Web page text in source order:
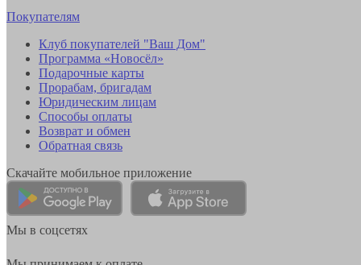
Покупателям
Клуб покупателей "Ваш Дом"
Программа «Новосёл»
Подарочные карты
Прорабам, бригадам
Юридическим лицам
Способы оплаты
Возврат и обмен
Обратная связь
Скачайте мобильное приложение
Мы в соцсетях